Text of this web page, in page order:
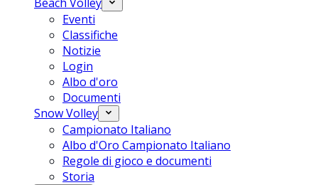
Eventi
Classifiche
Notizie
Login
Albo d'oro
Documenti
Snow Volley
Campionato Italiano
Albo d'Oro Campionato Italiano
Regole di gioco e documenti
Storia